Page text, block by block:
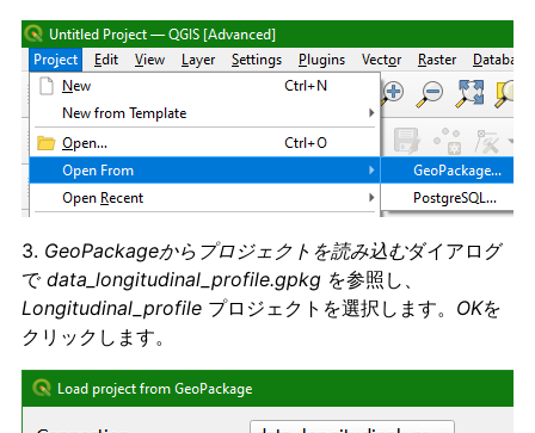
3. GeoPackageからプロジェクトを読み込むダイアログ
で data_longitudinal_profile.gpkg を参照し、
Longitudinal _profile プロジェクトを選択します。 OKを
クリックします。